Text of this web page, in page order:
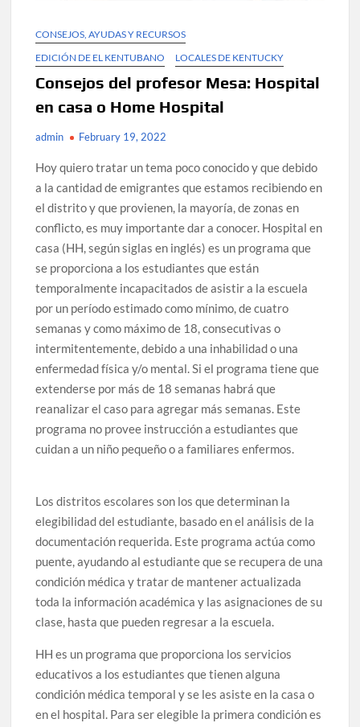
CONSEJOS, AYUDAS Y RECURSOS
EDICIÓN DE EL KENTUBANO
LOCALES DE KENTUCKY
Consejos del profesor Mesa: Hospital
en casa o Home Hospital
admin February 19, 2022
Hoy quiero tratar un tema poco conocido y que debido
a la cantidad de emigrantes que estamos recibiendo en
el distrito y que provienen, la mayoría, de zonas en
conflicto, es muy importante dar a conocer. Hospital en
casa (HH, según siglas en inglés) es un programa que
se proporciona a los estudiantes que están
temporalmente incapacitados de asistir a la escuela
por un período estimado como mínimo, de cuatro
semanas y como máximo de 18, consecutivas o
intermitentemente, debido a una inhabilidad o una
enfermedad física y/o mental. Si el programa tiene que
extenderse por más de 18 semanas habrá que
reanalizar el caso para agregar más semanas. Este
programa no provee instrucción a estudiantes que
cuidan a un niño pequeño o a familiares enfermos.
Los distritos escolares son los que determinan la
elegibilidad del estudiante, basado en el análisis de la
documentación requerida. Este programa actúa como
puente, ayudando al estudiante que se recupera de una
condición médica y tratar de mantener actualizada
toda la información académica y las asignaciones de su
clase, hasta que pueden regresar a la escuela.
HH es un programa que proporciona los servicios
educativos a los estudiantes que tienen alguna
condición médica temporal y se les asiste en la casa o
en el hospital. Para ser elegible la primera condición es